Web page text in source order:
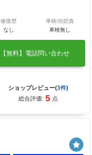
修復歴
なし
車検/自賠責
車検無し
【無料】電話問い合わせ
ショップレビュー(3件)
総合評価: 5 点